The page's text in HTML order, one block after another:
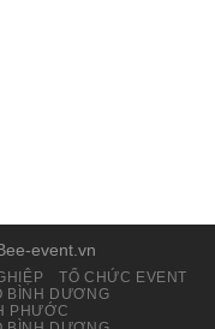
event.vn
TỔ CHỨC EVENT
BÌNH DƯƠNG
PHƯỚC